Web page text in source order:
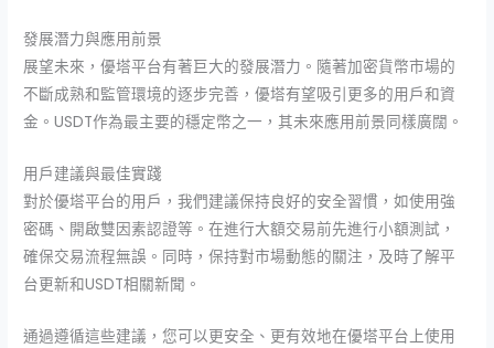
發展潛力與應用前景
展望未來，優塔平台有著巨大的發展潛力。隨著加密貨幣市場的
不斷成熟和監管環境的逐步完善，優塔有望吸引更多的用戶和資
金。USDT作為最主要的穩定幣之一，其未來應用前景同樣廣闊。
用戶建議與最佳實踐
對於優塔平台的用戶，我們建議保持良好的安全習慣，如使用強
密碼、開啟雙因素認證等。在進行大額交易前先進行小額測試，
確保交易流程無誤。同時，保持對市場動態的關注，及時了解平
台更新和USDT相關新聞。
通過遵循這些建議，您可以更安全、更有效地在優塔平台上使用